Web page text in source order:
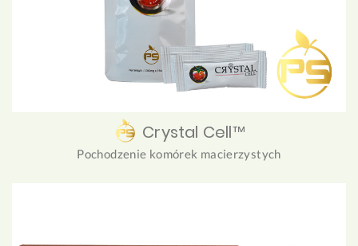
Crystal Cell™
Pochodzenie komórek macierzystych